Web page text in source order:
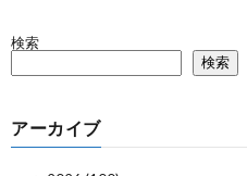
検索
検索
アーカイブ